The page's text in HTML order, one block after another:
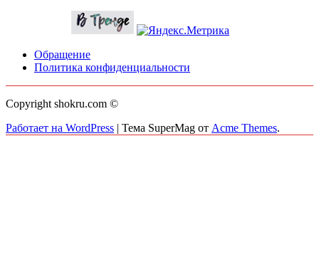
Обращение
Политика конфиденциальности
Copyright shokru.com ©
Работает на WordPress | Тема SuperMag от Acme Themes.